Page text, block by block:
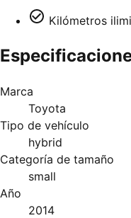
Kilómetros
Marca
Toyota
Tipo de vehículo
hybrid
Categoría de tamaño
small
Año
2014